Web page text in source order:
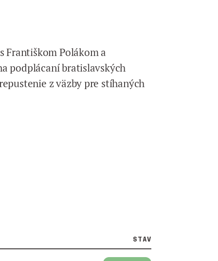
Františkom Polákom a
podplácaní bratislavských
z väzby pre stíhaných
STAV